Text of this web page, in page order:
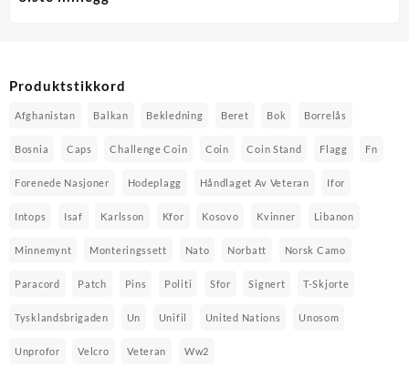
Produktstikkord
Afghanistan Balkan Bekledning Beret Bok Borrelås
Bosnia Caps Challenge Coin Coin Coin Stand Flagg Fn
Forenede Nasjoner Hodeplagg Håndlaget Av Veteran Ifor
Intops Isaf Karlsson Kfor Kosovo Kvinner Libanon
Minnemynt Monteringssett Nato Norbatt Norsk Camo
Paracord Patch Pins Politi Sfor Signert T-Skjorte
Tysklandsbrigaden Un Unifil United Nations Unosom
Unprofor Velcro Veteran Ww2